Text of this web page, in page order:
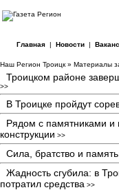
Главная| Новости|
Наш Регион Троицк » Материалы
Троицком районе
>>
В Троицке пройдут
Рядом с памятниками и
конструкции >>
Сила, братство и
Жадность сгубила: в
потратил средства >>